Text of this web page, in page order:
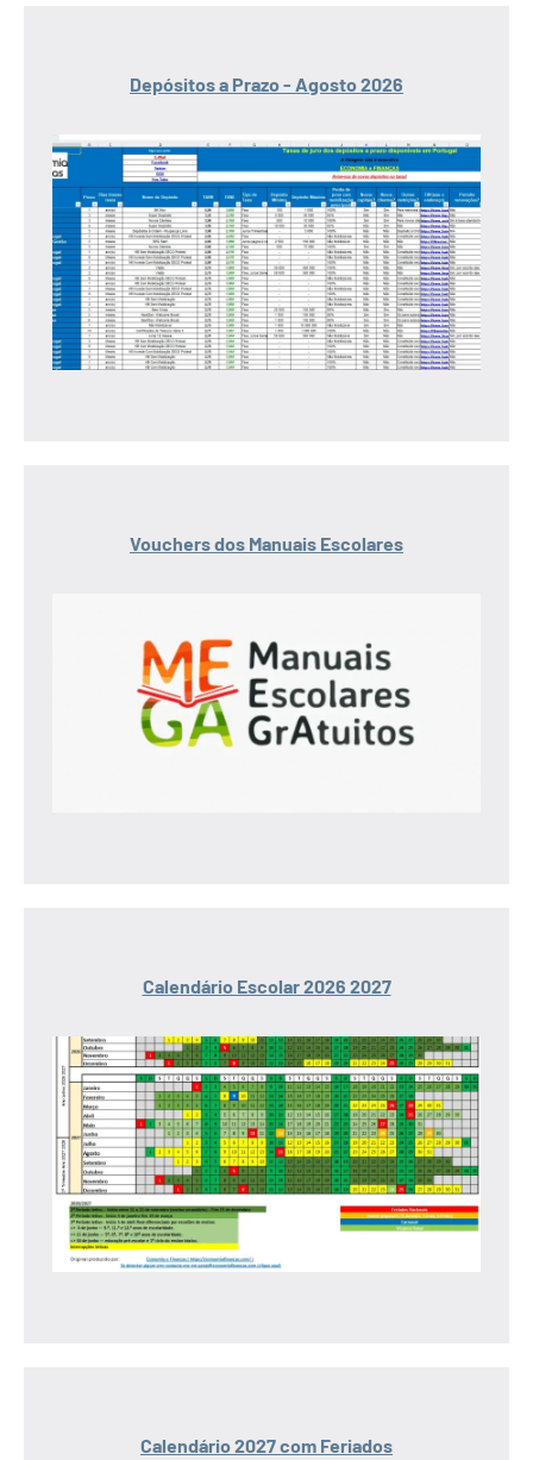
Depósitos a Prazo - Agosto 2026
Vouchers dos Manuais Escolares
Calendário Escolar 2026 2027
Calendário 2027 com Feriados